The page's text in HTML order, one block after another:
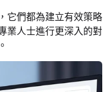
它們都為建立有效策略
業人士進行更深入的對